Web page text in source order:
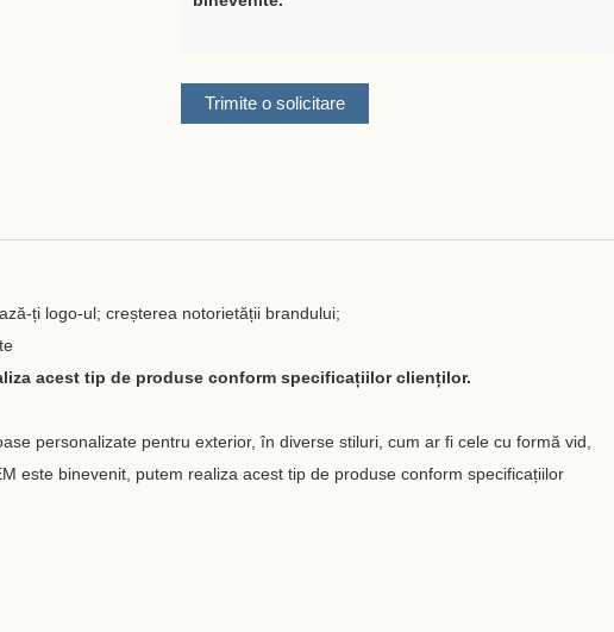
Trimite o solicitare
ți logo-ul; creșterea notorietății brandului;
acest tip de produse conform specificațiilor clienților.
personalizate pentru exterior, în diverse stiluri, cum ar fi cele cu formă vid,
este binevenit, putem realiza acest tip de produse conform specificațiilor